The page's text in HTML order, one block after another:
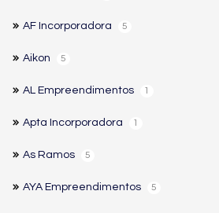
AF Incorporadora 5
Aikon 5
AL Empreendimentos 1
Apta Incorporadora 1
As Ramos 5
AYA Empreendimentos 5